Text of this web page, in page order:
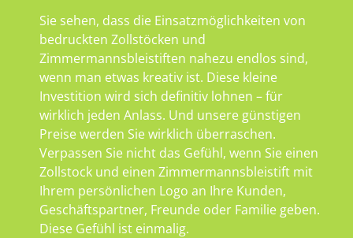
Sie sehen, dass die Einsatzmöglichkeiten von
bedruckten Zollstöcken und
Zimmermannsbleistiften nahezu endlos sind,
wenn man etwas kreativ ist. Diese kleine
Investition wird sich definitiv lohnen – für
wirklich jeden Anlass. Und unsere günstigen
Preise werden Sie wirklich überraschen.
Verpassen Sie nicht das Gefühl, wenn Sie einen
Zollstock und einen Zimmermannsbleistift mit
Ihrem persönlichen Logo an Ihre Kunden,
Geschäftspartner, Freunde oder Familie geben.
Diese Gefühl ist einmalig.